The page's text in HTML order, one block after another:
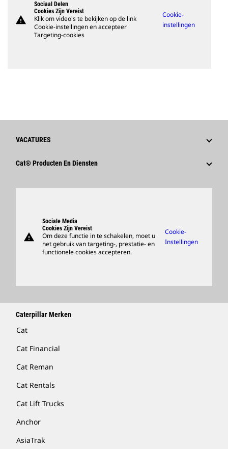
warning
Sociaal Delen
Cookies Zijn Vereist
Klik om video's te bekijken op de link
Cookie-instellingen en accepteer
Targeting-cookies
Cookie-
instellingen
VACATURES
Waarom Caterpillar?
Cat® Producten En Diensten
Ondersteuning
Merchandise Kopen
Dealer Zoeken
warning
Sociale Media
Cookies Zijn Vereist
Om deze functie in te schakelen, moet u
het gebruik van targeting-, prestatie- en
functionele cookies accepteren.
Cookie-
Instellingen
Caterpillar Merken
Cat
Cat Financial
Cat Reman
Cat Rentals
Cat Lift Trucks
Anchor
AsiaTrak